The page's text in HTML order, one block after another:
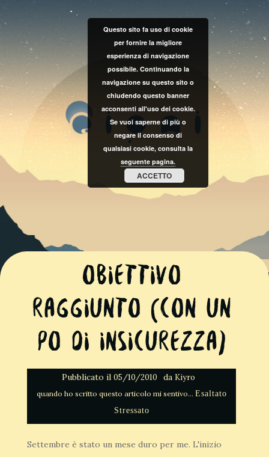
Obiettivo
raggiunto (con un
po di insicurezza)
Pubblicato il 05/10/2010 da Kiyro
Esaltato
Stressato
Settembre è stato un mese duro per me. L'inizio
Questo sito fa uso di cookie
per fornire la migliore
esperienza di navigazione
possibile. Continuando la
navigazione su questo sito o
chiudendo questo banner
acconsenti all'uso dei cookie.
Se vuoi saperne di più o
negare il consenso di
qualsiasi cookie, consulta la
seguente pagina.
ACCETTO